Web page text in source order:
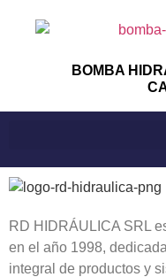
BOMBA
RD HIDRÁULICA SRL
en el año 1998,
integral de productos y